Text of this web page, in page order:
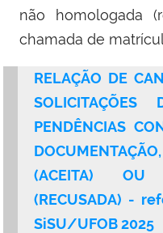
não homologada
chamada de
RELAÇÃO DE
PENDÊNCIAS
(ACEITA) OU
(RECUSADA) -
SiSU/UFOB 2025